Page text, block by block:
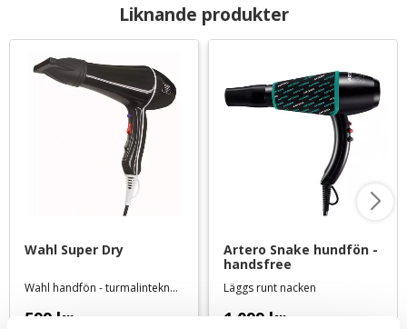
Liknande produkter
Wahl Super Dry
Wahl handfön - turmalinteknologi
599 kr
Artero Snake hundfön -
handsfree
Läggs runt nacken
1 099 kr